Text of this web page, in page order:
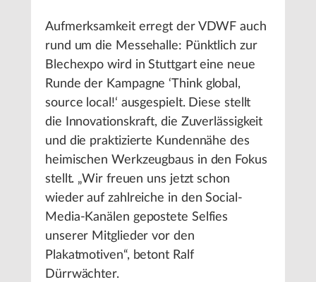
Aufmerksamkeit erregt der VDWF auch
rund um die Messehalle: Pünktlich zur
Blechexpo wird in Stuttgart eine neue
Runde der Kampagne ‘Think global,
source local!‘ ausgespielt. Diese stellt
die Innovationskraft, die Zuverlässigkeit
und die praktizierte Kundennähe des
heimischen Werkzeugbaus in den Fokus
stellt. „Wir freuen uns jetzt schon
wieder auf zahlreiche in den Social-
Media-Kanälen gepostete Selfies
unserer Mitglieder vor den
Plakatmotiven“, betont Ralf
Dürrwächter.